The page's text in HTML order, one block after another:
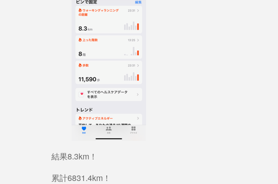
結果8.3km！
累計6831.4km！